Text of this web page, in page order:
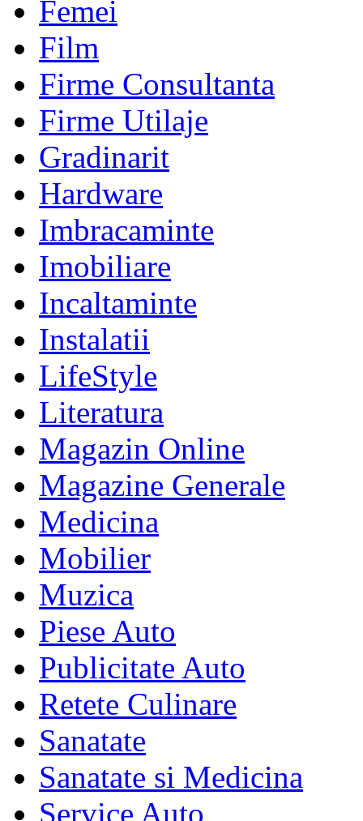
Femei
Film
Firme Consultanta
Firme Utilaje
Gradinarit
Hardware
Imbracaminte
Imobiliare
Incaltaminte
Instalatii
LifeStyle
Literatura
Magazin Online
Magazine Generale
Medicina
Mobilier
Muzica
Piese Auto
Publicitate Auto
Retete Culinare
Sanatate
Sanatate si Medicina
Service Auto